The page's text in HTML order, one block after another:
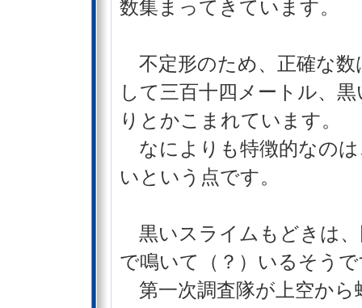
数集まってきています。
不定形のため、正確な数
して三百十四メートル、
りとかこまれています。
なによりも特徴的なの
いという点です。
黒いスライムもどきは、
で鳴いて（？）いるそう
第一次調査隊が上空から